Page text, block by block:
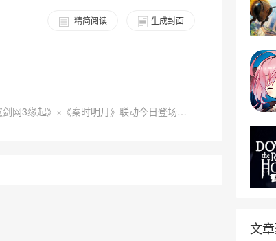
生成封面
精简阅读
下一篇：《剑网3缘起》×《秦时明月》联动今日登场，冬至佳节更有豪礼相赠
文